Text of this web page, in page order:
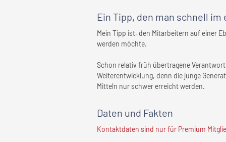
Ein Tipp, den man schnell im
Mein Tipp ist, den Mitarbeitern auf einer
werden möchte.
Schon relativ früh übertragene
Weiterentwicklung, denn die junge
Mitteln nur schwer erreicht werden.
Daten und Fakten
Kontaktdaten sind nur für Premium